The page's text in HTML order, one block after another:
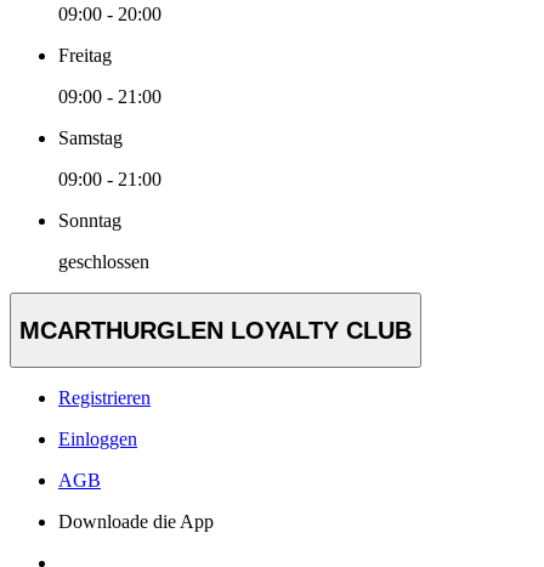
09:00 - 20:00
Freitag
09:00 - 21:00
Samstag
09:00 - 21:00
Sonntag
geschlossen
MCARTHURGLEN LOYALTY CLUB
Registrieren
Einloggen
AGB
Downloade die App